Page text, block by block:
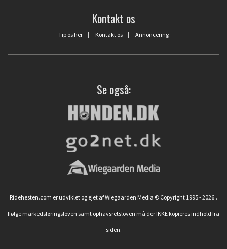
Kontakt os
Tip os her | Kontakt os | Annoncering
Se også:
Ridehesten.com er udviklet og ejet af Wiegaarden Media © Copyright 1995 - 2026 .
Ifølge markedsføringsloven samt ophavsretsloven må der IKKE kopieres indhold fra
siden.